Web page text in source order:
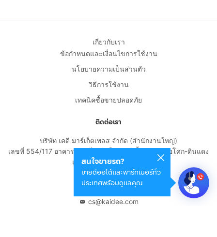
สนใจขายรถ?
ขายดีออโต้และพาร์ทเนอร์ทั่ว
ประเทศพร้อมดูแลคุณ
เกี่ยวกับเรา
ข้อกำหนดและเงื่อนไขการใช้งาน
นโยบายความเป็นส่วนตัว
วิธีการใช้งาน
เทคนิคซื้อขายปลอดภัย
ติดต่อเรา
บริษัท เคดี มาร์เก็ตเพลส จำกัด (สำนักงานใหญ่)
เลขที่ 554/117 อาคารสกายไนน์ เซ็นเตอร์ ชั้น 22 ถนนอโศก-ดินแดง
แขวงดินแดง เขตดินแดง
กรุงเทพมหานคร 10400
cs@kaidee.com